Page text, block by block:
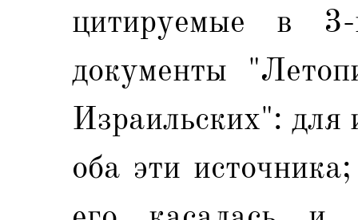
цитируемые в
документы
Израильских": для
оба эти